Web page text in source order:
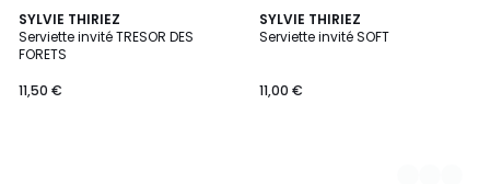
SYLVIE THIRIEZ
Serviette invité TRESOR DES
FORETS
11,50 €
SYLVIE THIRIEZ
Serviette invité SOFT
11,00 €
4
Couleurs